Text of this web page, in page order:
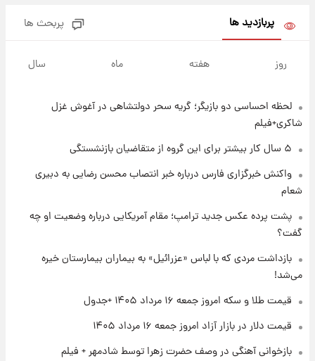
روزها پربارش‌تر خواهند بود؟
۱ روز پیش
۱ روز پیش
تغییر تند قیمت محصولات ایران‌خودرو و سایپا
امروز پنجشنبه ۱۵ مرداد ۱۴۰۵ +جدول
۱ روز پیش
قیمت طلا و سکه امروز پنجشنبه ۱۵ مرداد ۱۴۰۵
پربازدید ها پربحث ها
روز هفته ماه سال
لحظه احساسی دو بازیگر؛ گریه سحر دولتشاهی در آغوش غزل
شاکری+فیلم
۵ سال کار بیشتر برای این گروه از متقاضیان بازنشستگی
واکنش خبرگزاری فارس درباره خبر انتصاب محسن رضایی به دبیری
شعام
پشت پرده عکس جدید ترامپ؛ مقام آمریکایی درباره وضعیت او چه
گفت؟
بازداشت مردی که با لباس «عزرائیل» به بیماران بیمارستان خیره
می‌شد!
قیمت طلا و سکه امروز جمعه ۱۶ مرداد ۱۴۰۵ +جدول
قیمت دلار در بازار آزاد امروز جمعه ۱۶ مرداد ۱۴۰۵
بازخوانی آهنگی در وصف حضرت زهرا توسط شادمهر + فیلم